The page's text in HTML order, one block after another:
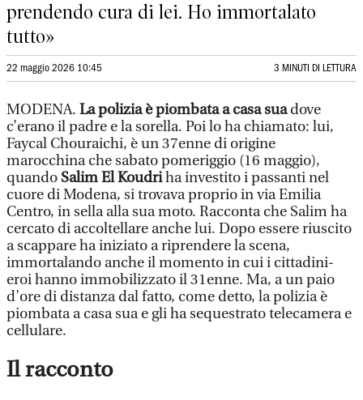
prendendo cura di lei. Ho immortalato
tutto»
22 maggio 2026 10:45 3 MINUTI DI LETTURA
MODENA. La polizia è piombata a casa suadove
c’erano il padre e la sorella. Poi lo ha chiamato: lui,
Faycal Chouraichi, è un 37enne di origine
marocchina che sabato pomeriggio (16 maggio),
quando Salim El Koudriha investito i passanti nel
cuore di Modena, si trovava proprio in via Emilia
Centro, in sella alla sua moto. Racconta che Salim ha
cercato di accoltellare anche lui. Dopo essere riuscito
a scappare ha iniziato a riprendere la scena,
immortalando anche il momento in cui i cittadini-
eroi hanno immobilizzato il 31enne. Ma, a un paio
d’ore di distanza dal fatto, come detto, la polizia è
piombata a casa sua e gli ha sequestrato telecamera e
cellulare.
Il racconto